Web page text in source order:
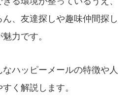
、友達探しや趣味仲間探し
力です。
ハッピーメールの特徴や人
く解説します。